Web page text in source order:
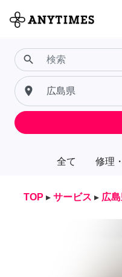
全て 修理
search
place
TOP ▸ サービス ▸ 広